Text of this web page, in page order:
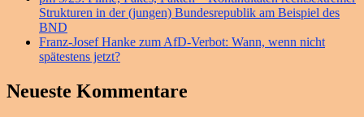
Strukturen in der (jungen) Bundesrepublik am Beispiel des
BND
Franz-Josef Hanke zum AfD-Verbot: Wann, wenn nicht
spätestens jetzt?
Neueste Kommentare